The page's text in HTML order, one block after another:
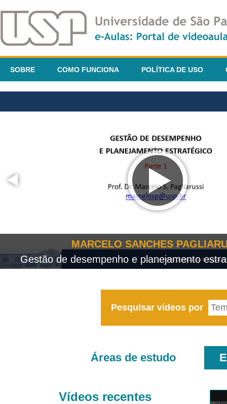
SOBRE COMO FUNCIONA POLÍTICA DE USO
MARCELO SANCHES
Gestão de desempenho e planejamento
Pesquisar vídeos por
Áreas de estudo
Vídeos recentes